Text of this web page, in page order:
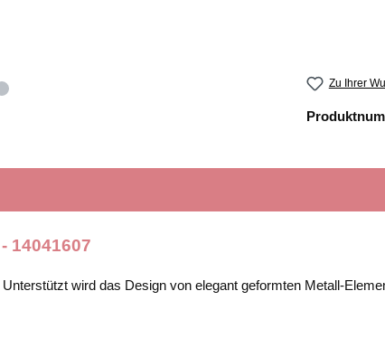
Zu Ihrer
14041607
wird das Design von elegant geformten Metall-